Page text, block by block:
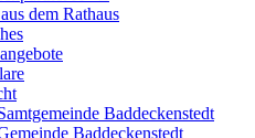
dem Rathaus
Baddeckenstedt
Baddeckenstedt